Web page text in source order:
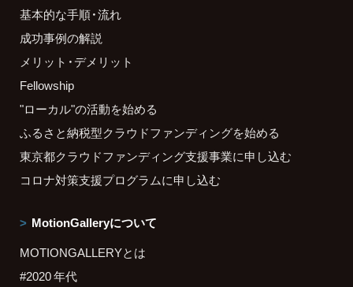
基本的な手順・流れ
成功事例の解説
メリット・デメリット
Fellowship
"ローカル"の活動を始める
ふるさと納税型クラウドファンディングを始める
東京都クラウドファンディング支援事業に申し込む
コロナ対策支援プログラムに申し込む
MotionGalleryについて
MOTIONGALLERYとは
#2020 年代